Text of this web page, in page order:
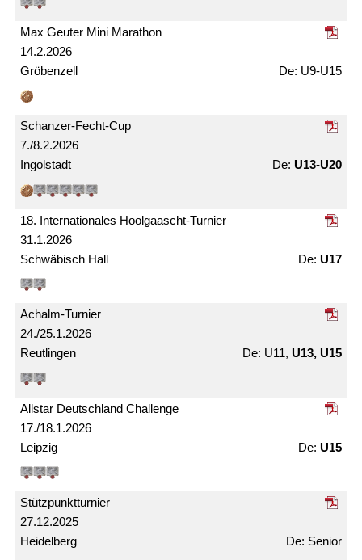
14.2.2026
Max Geuter Mini Marathon
Gröbenzell U9-U15
7./8.2.2026
Schanzer-Fecht-Cup
Ingolstadt U13-U20
31.1.2026
18. Internationales Hoolgaascht-Turnier
Schwäbisch Hall U17
24./25.1.2026
Achalm-Turnier
Reutlingen U11, U13, U15
17./18.1.2026
Allstar Deutschland Challenge
Leipzig U15
27.12.2025
Stützpunkt­turnier
Heidelberg Senior